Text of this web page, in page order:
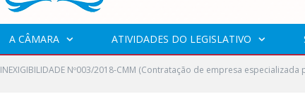
A CÂMARA ATIVIDADES DO LEGISLATIVO
INEXIGIBILIDADE Nº003/2018-CMM (Contratação de empresa